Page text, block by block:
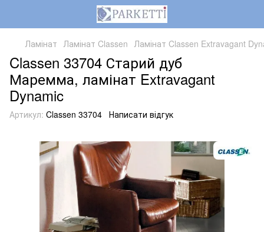
Ламінат Ламінат Classen Ламінат Classen Extravagant
Classen 33704 Старий дуб
Маремма, ламінат Extravagant
Dynamic
Артикул: Classen 33704 Написати відгук